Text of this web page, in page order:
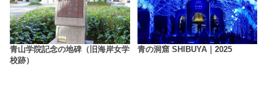
青山学院記念の地碑（旧海岸女学
校跡）
青の洞窟 SHIBUYA｜2025